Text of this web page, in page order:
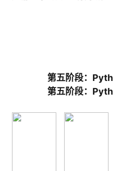
第五阶段：
第五阶段：